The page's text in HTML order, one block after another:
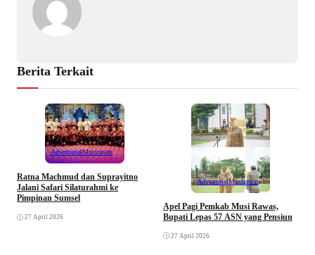
Berita Terkait
AdvertorialMusirawas
Ratna Machmud dan Suprayitno
Jalani Safari Silaturahmi ke
Pimpinan Sumsel
27 April 2026
AdvertorialMusirawas
Apel Pagi Pemkab Musi Rawas,
Bupati Lepas 57 ASN yang Pensiun
27 April 2026